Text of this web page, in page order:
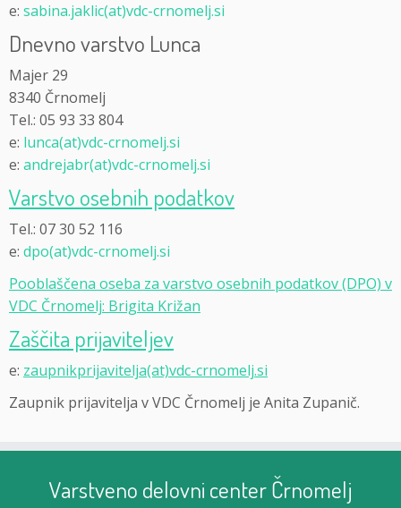
e: sabina.jaklic(at)vdc-crnomelj.si
Dnevno varstvo Lunca
Majer 29
8340 Črnomelj
Tel.: 05 93 33 804
e: lunca(at)vdc-crnomelj.si
e: andrejabr(at)vdc-crnomelj.si
Varstvo osebnih podatkov
Tel.: 07 30 52 116
e: dpo(at)vdc-crnomelj.si
Pooblaščena oseba za varstvo osebnih podatkov (DPO) v
VDC Črnomelj: Brigita Križan
Zaščita prijaviteljev
e: zaupnikprijavitelja(at)vdc-crnomelj.si
Zaupnik prijavitelja v VDC Črnomelj je Anita Zupanič.
Varstveno delovni center Črnomelj